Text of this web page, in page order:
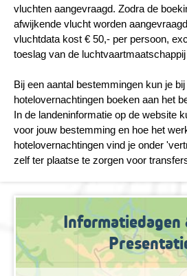
vluchten aangevraagd. Zodra de
afwijkende vlucht worden
vluchtdata kost € 50,- per persoon,
toeslag van de
Bij een aantal bestemmingen kun je
hotelovernachtingen boeken aan het
In de landeninformatie op de website
voor jouw bestemming en hoe het
hotelovernachtingen vind je onder
zelf ter plaatse te zorgen voor
Informatiedagen